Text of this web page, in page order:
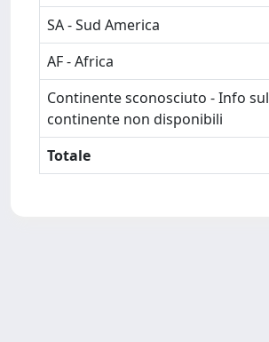
SA - Sud America
AF - Africa
Continente sconosciuto - Info sul
continente non disponibili
Totale